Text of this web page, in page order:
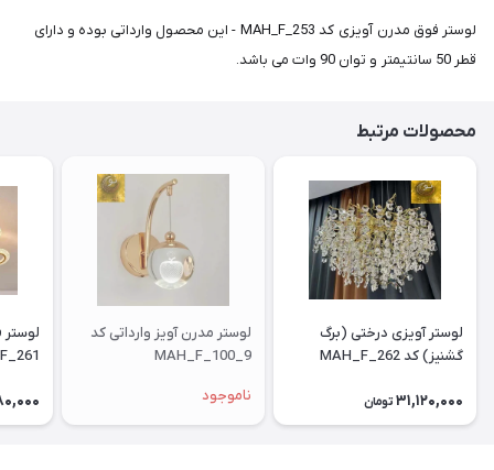
لوستر فوق مدرن آویزی کد MAH_F_253 - این محصول وارداتی بوده و دارای
قطر 50 سانتیمتر و توان 90 وات می باشد.
محصولات مرتبط
لوستر آویزی درختی (برگ
گشنیز) کد MAH_F_262
31,120,000 تومان
لوستر مدرن آویز وارداتی کد
MAH_F_100_9
ناموجود